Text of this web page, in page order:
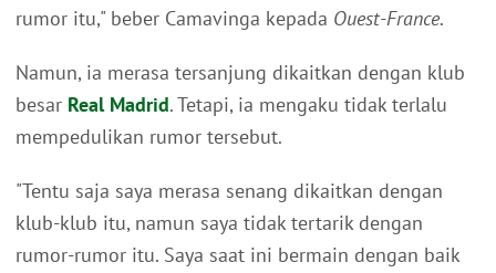
rumor itu," beber Camavinga kepada Ouest-France.
Namun, ia merasa tersanjung dikaitkan dengan klub
besar Real Madrid. Tetapi, ia mengaku tidak terlalu
mempedulikan rumor tersebut.
"Tentu saja saya merasa senang dikaitkan dengan
klub-klub itu, namun saya tidak tertarik dengan
rumor-rumor itu. Saya saat ini bermain dengan baik